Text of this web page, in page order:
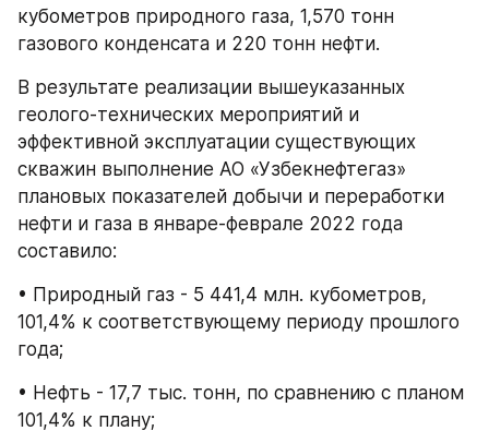
кубометров природного газа, 1,570 тонн
газового конденсата и 220 тонн нефти.
В результате реализации вышеуказанных
геолого-технических мероприятий и
эффективной эксплуатации существующих
скважин выполнение АО «Узбекнефтегаз»
плановых показателей добычи и переработки
нефти и газа в январе-феврале 2022 года
составило:
• Природный газ - 5 441,4 млн. кубометров,
101,4% к соответствующему периоду прошлого
года;
• Нефть - 17,7 тыс. тонн, по сравнению с планом
101,4% к плану;